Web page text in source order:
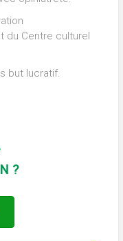
du Centre culturel
but lucratif.
?